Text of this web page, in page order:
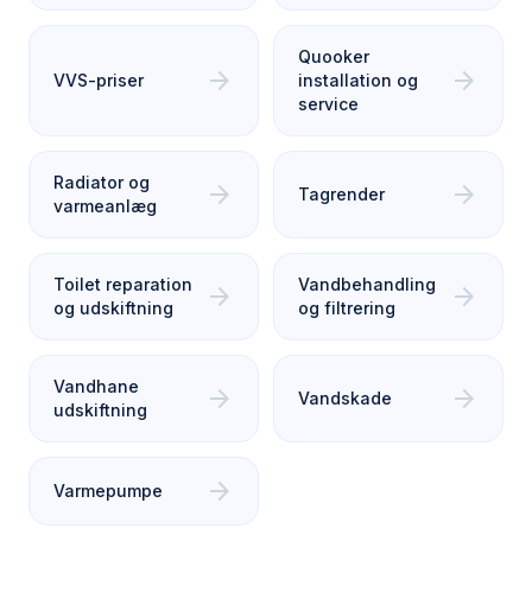
VVS-priser arrow_forward
Quooker
installation og
service
arrow_forward
Radiator og
varmeanlæg
arrow_forward Tagrender arrow_forward
Toilet reparation
og udskiftning
arrow_forward
Vandbehandling
og filtrering
arrow_forward
Vandhane
udskiftning
arrow_forward Vandskade arrow_forward
Varmepumpe arrow_forward